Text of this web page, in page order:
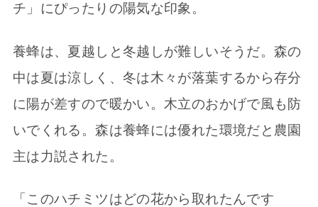
チ」にぴったりの陽気な印象。
養蜂は、夏越しと冬越しが難しいそうだ。森の
中は夏は涼しく、冬は木々が落葉するから存分
に陽が差すので暖かい。木立のおかげで風も防
いでくれる。森は養蜂には優れた環境だと農園
主は力説された。
「このハチミツはどの花から取れたんです